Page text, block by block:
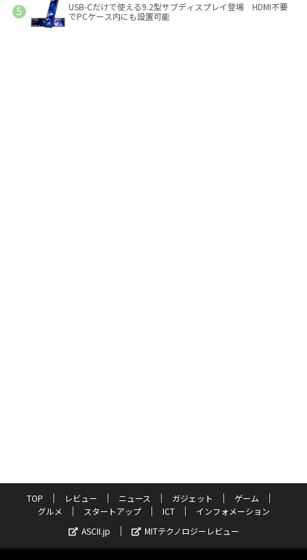
USB-Cだけで使える9.2型サブディスプレイ登場 HDMI不要
でPCケース内にも設置可能
TOP レビュー ニュース ガジェット
ゲーム
グルメ
スタートアップ ICT
インフォメーション
ASCII.jp
MITテクノロジーレビュー